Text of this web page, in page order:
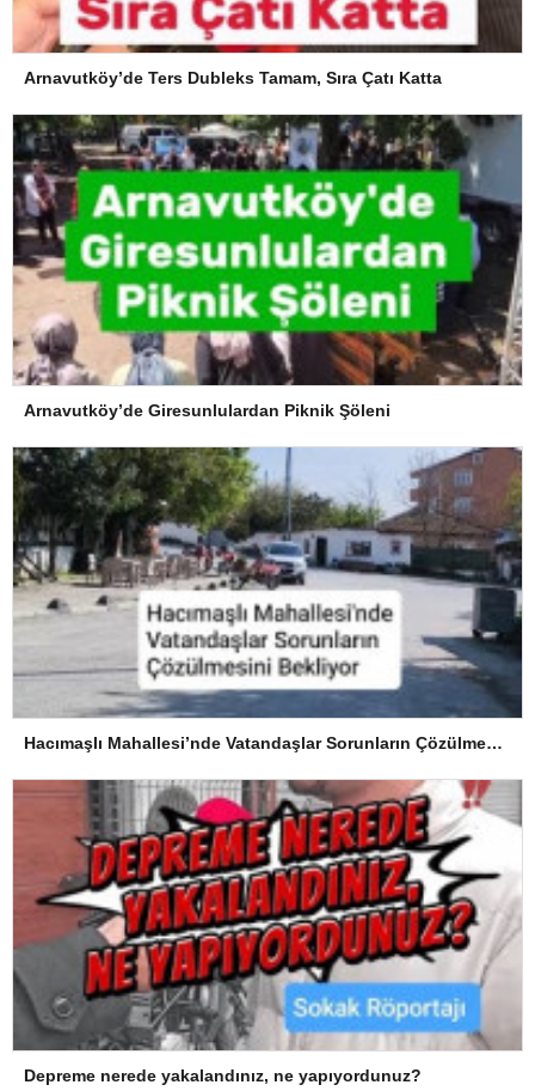
Arnavutköy’de Ters Dubleks Tamam, Sıra Çatı Katta
Arnavutköy’de Giresunlulardan Piknik Şöleni
Hacımaşlı Mahallesi’nde Vatandaşlar Sorunların Çözülmesini Bekliyor
Depreme nerede yakalandınız, ne yapıyordunuz?